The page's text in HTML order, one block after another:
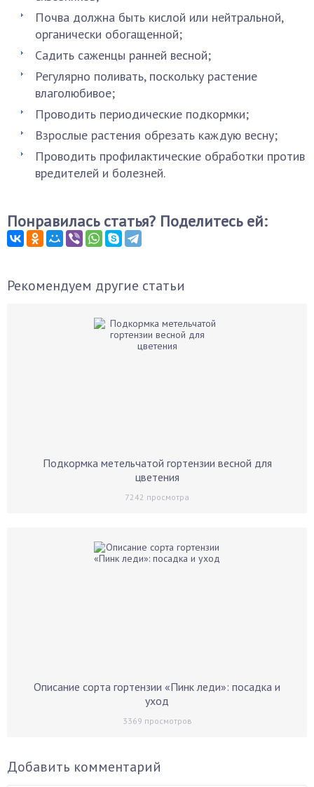
Почва должна быть кислой или нейтральной,
органически обогащенной;
Садить саженцы ранней весной;
Регулярно поливать, поскольку растение
влаголюбивое;
Проводить периодические подкормки;
Взрослые растения обрезать каждую весну;
Проводить профилактические обработки против
вредителей и болезней.
Понравилась статья? Поделитесь ей:
Рекомендуем другие статьи
Подкормка метельчатой гортензии весной для
цветения
7242 просмотра
Описание сорта гортензии «Пинк леди»: посадка и
уход
3369 просмотров
Добавить комментарий